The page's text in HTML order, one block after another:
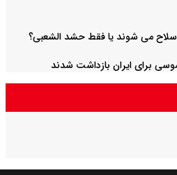
می شوند یا فقط حشد الشعبی؟